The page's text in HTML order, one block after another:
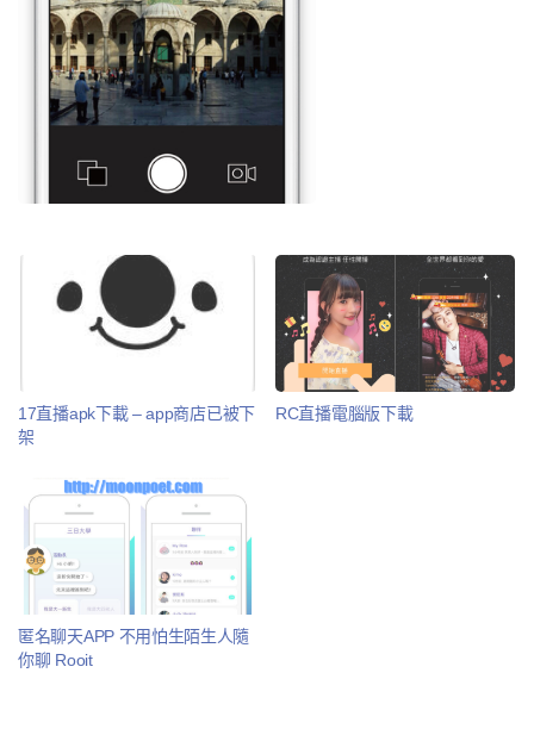
17直播apk下載 – app商店已被下
架
RC直播電腦版下載
匿名聊天APP 不用怕生陌生人隨
你聊 Rooit